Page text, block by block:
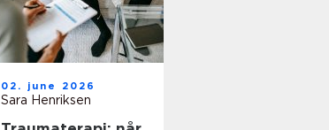
02. june 2026
Sara Henriksen